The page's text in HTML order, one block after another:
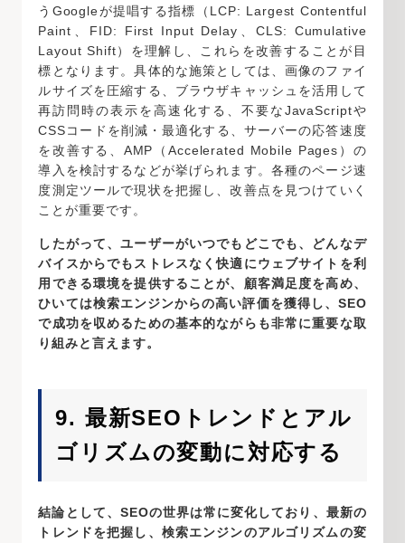
うGoogleが提唱する指標（LCP: Largest Contentful
Paint、FID: First Input Delay、CLS: Cumulative
Layout Shift）を理解し、これらを改善することが目
標となります。具体的な施策としては、画像のファイ
ルサイズを圧縮する、ブラウザキャッシュを活用して
再訪問時の表示を高速化する、不要なJavaScriptや
CSSコードを削減・最適化する、サーバーの応答速度
を改善する、AMP（Accelerated Mobile Pages）の
導入を検討するなどが挙げられます。各種のページ速
度測定ツールで現状を把握し、改善点を見つけていく
ことが重要です。
したがって、ユーザーがいつでもどこでも、どんなデ
バイスからでもストレスなく快適にウェブサイトを利
用できる環境を提供することが、顧客満足度を高め、
ひいては検索エンジンからの高い評価を獲得し、SEO
で成功を収めるための基本的ながらも非常に重要な取
り組みと言えます。
9. 最新SEOトレンドとアル
ゴリズムの変動に対応する
結論として、SEOの世界は常に変化しており、最新の
トレンドを把握し、検索エンジンのアルゴリズムの変